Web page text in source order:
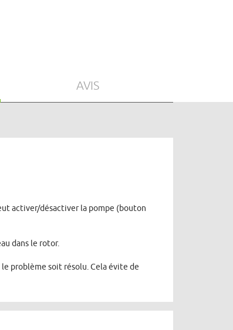
AVIS
activer/désactiver la pompe (bouton
dans le rotor.
problème soit résolu. Cela évite de